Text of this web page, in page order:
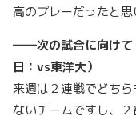
高のプレーだったと思
――次の試合に向けて
日：vs東洋大）
来週は２連戦でどち
ないチームですし、